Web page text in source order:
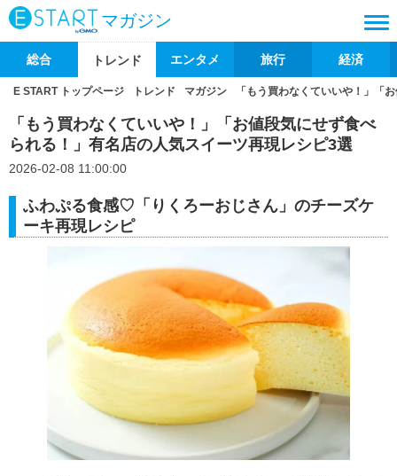
マガジン
総合 トレンド エンタメ 旅行 経済
E START トップページ トレンド マガジン 「もう買わなくていいや！」「
「もう買わなくていいや！」「お値段気にせず食べ
られる！」有名店の人気スイーツ再現レシピ3選
2026-02-08 11:00:00
ふわぷる食感♡「りくろーおじさん」のチーズケ
ーキ再現レシピ